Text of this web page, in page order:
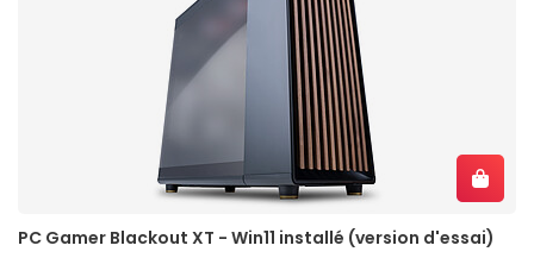
PC Gamer Blackout XT - Win11 installé (version d'essai)